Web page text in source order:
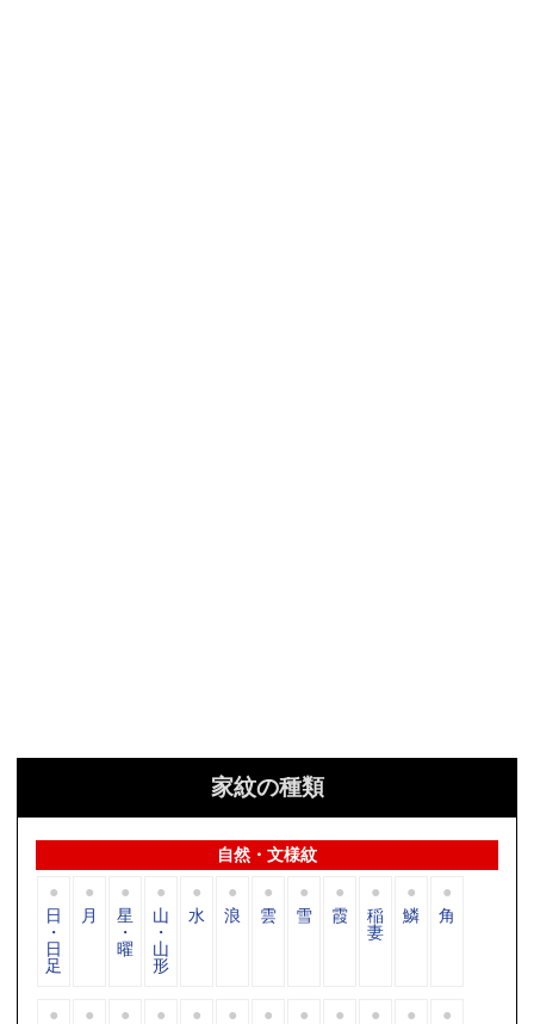
家紋の種類
自然・文様紋
日
・
日
足
月 星
・
曜
山
・
山
形
水 浪 雲 雪 霞 稲
妻
鱗 角